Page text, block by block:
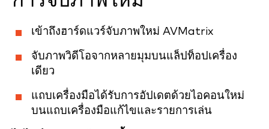
เข้าถึงฮาร์ดแวร์จับภาพใหม่ AVMatrix
จับภาพวิดีโอจากหลายมุมบนแล็ปท็อปเครื่อง
เดียว
แถบเครื่องมือได้รับการอัปเดตด้วยไอคอนใหม่
บนแถบเครื่องมือแก้ไขและรายการเล่น